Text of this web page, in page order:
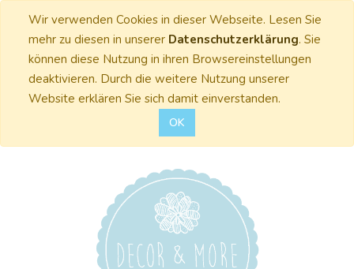
Wir verwenden Cookies in dieser Webseite. Lesen Sie
mehr zu diesen in unserer Datenschutzerklärung. Sie
können diese Nutzung in ihren Browsereinstellungen
deaktivieren. Durch die weitere Nutzung unserer
Website erklären Sie sich damit einverstanden.
OK